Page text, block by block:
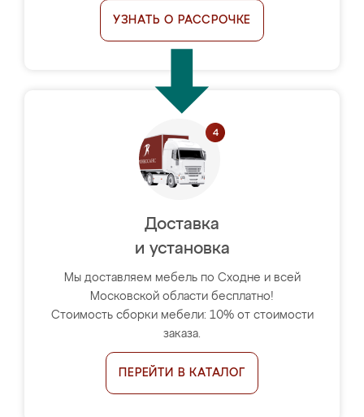
УЗНАТЬ О РАССРОЧКЕ
Доставка
и установка
Мы доставляем мебель по Сходне и всей
Московской области бесплатно!
Стоимость сборки мебели: 10% от стоимости
заказа.
ПЕРЕЙТИ В КАТАЛОГ